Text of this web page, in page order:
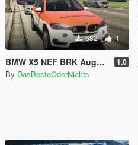
682 1
BMW X5 NEF BRK Augsburg [ELS] 1.0
By DasBesteOderNichts